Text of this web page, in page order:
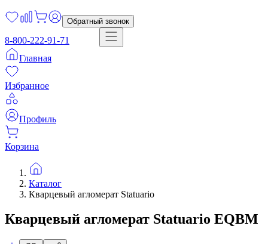
Обратный звонок
8-800-222-91-71
Главная
Избранное
Профиль
Корзина
Каталог
Кварцевый агломерат Statuario
Кварцевый агломерат Statuario EQBM